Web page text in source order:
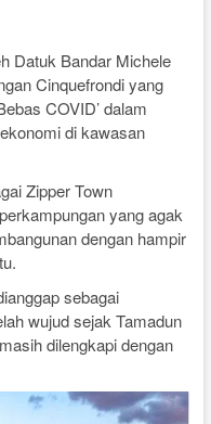
Datuk Bandar Michele
Cinquefrondi yang
COVID’ dalam
di kawasan
Zipper Town
yang agak
dengan hampir
sebagai
wujud sejak Tamadun
dilengkapi dengan